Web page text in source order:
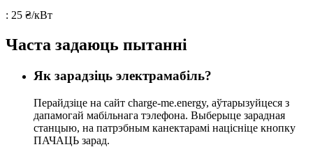
: 25 ₴/кВт
Часта задаюць пытанні
Як зарадзіць электрамабіль?
Перайдзіце на сайт charge-me.energy, аўтарызуйцеся з
дапамогай мабільнага тэлефона. Выберыце зарадная
станцыю, на патрэбным канектарамі націсніце кнопку
ПАЧАЦЬ зарад.